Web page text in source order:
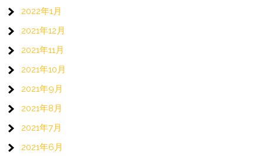
2022年1月
2021年12月
2021年11月
2021年10月
2021年9月
2021年8月
2021年7月
2021年6月